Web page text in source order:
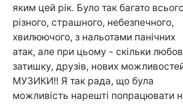
яким цей рік. Було так багато
різного, страшного, небезпечного,
хвилюючого, з нальотами панічних
атак, але при цьому - скільки
затишку, друзів, нових
МУЗИКИ!! Я так рада, що була
можливість нарешті попрацювати